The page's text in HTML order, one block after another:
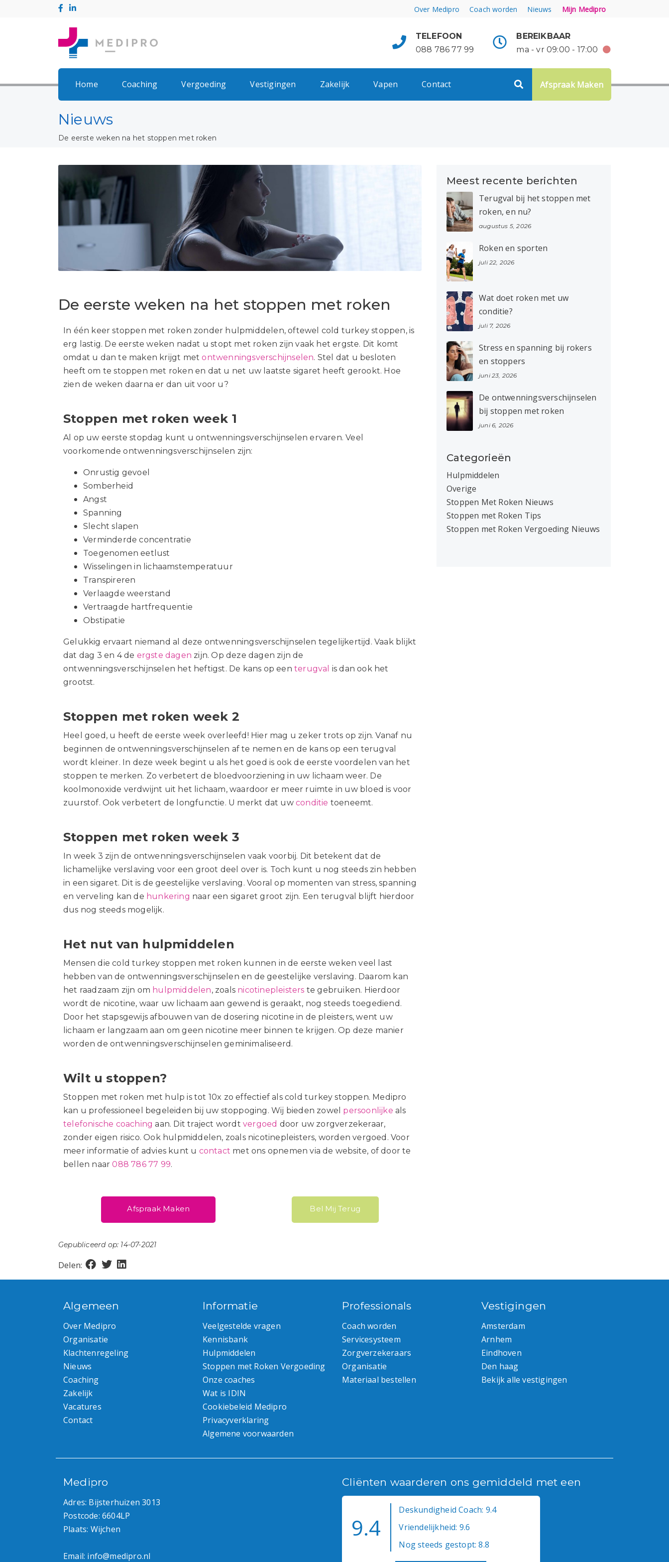
Over Medipro Coach worden Nieuws Mijn Medipro
TELEFOON
088 786 77 99
BEREIKBAAR
ma - vr 09:00 - 17:00
Home Coaching Vergoeding Vestigingen Zakelijk Vapen Contact Afspraak Maken
Nieuws
De eerste weken na het stoppen met roken
De eerste weken na het stoppen met roken
In één keer stoppen met roken zonder hulpmiddelen, oftewel cold turkey stoppen,is
erg lastig. De eerste weken nadat u stopt met roken zijn vaak het ergste. Dit komt
omdat u dan te maken krijgt metontwenningsverschijnselen. Stel dat u besloten
heeft om te stoppen met roken en dat u net uw laatste sigaret heeft gerookt. Hoe
zien de weken daarna er dan uit voor u?
Stoppen met roken week 1
Al op uw eerste stopdag kunt u ontwenningsverschijnselen ervaren. Veel
voorkomende ontwenningsverschijnselen zijn:
Onrustig gevoel
Somberheid
Angst
Spanning
Slecht slapen
Verminderde concentratie
Toegenomen eetlust
Wisselingen in lichaamstemperatuur
Transpireren
Verlaagde weerstand
Vertraagde hartfrequentie
Obstipatie
Gelukkig ervaart niemand al deze ontwenningsverschijnselen tegelijkertijd. Vaak blijkt
dat dag 3 en 4 de ergste dagen zijn. Op deze dagen zijn de
ontwenningsverschijnselen het heftigst. De kans op eenterugval is dan ook het
grootst.
Stoppen met roken week 2
Heel goed, u heeft de eerste week overleefd! Hier mag u zeker trots op zijn. Vanaf nu
beginnen de ontwenningsverschijnselen af te nemen en de kans op een terugval
wordt kleiner. In deze week begint u als het goed is ook de eerste voordelen van het
stoppen te merken. Zo verbetert de bloedvoorziening in uw lichaam weer. De
koolmonoxide verdwijnt uit het lichaam, waardoor er meer ruimte in uw bloed is voor
zuurstof. Ook verbetert de longfunctie. U merkt dat uwconditie toeneemt.
Stoppen met roken week 3
In week 3 zijn de ontwenningsverschijnselen vaak voorbij. Dit betekent dat de
lichamelijke verslaving voor een groot deel over is. Toch kunt u nog steeds zin hebben
in een sigaret. Dit is de geestelijke verslaving. Vooral op momenten van stress, spanning
en verveling kan de hunkering naar een sigaret groot zijn. Een terugval blijft hierdoor
dus nog steeds mogelijk.
Het nut van hulpmiddelen
Mensen die cold turkey stoppen met roken kunnen in de eerste weken veel last
hebben van de ontwenningsverschijnselen en de geestelijke verslaving. Daarom kan
het raadzaam zijn om hulpmiddelen, zoals nicotinepleisters te gebruiken. Hierdoor
wordt de nicotine, waar uw lichaam aan gewend is geraakt, nog steeds toegediend.
Door het stapsgewijs afbouwen van de dosering nicotine in de pleisters, went uw
lichaam er langzaam aan om geen nicotine meer binnen te krijgen. Op deze manier
worden de ontwenningsverschijnselen geminimaliseerd.
Wilt u stoppen?
Stoppen met roken met hulp is tot 10x zo effectief als cold turkey stoppen. Medipro
kan u professioneel begeleid en bij uw stoppoging.Wij bieden zowel persoonlijke als
telefonische coaching aan. Dit traject wordtvergoed door uw zorgverzekeraar,
zonder eigen risico.Ook hulpmiddelen, zoals nicotinepleisters, worden vergoed.Voor
meer informatie of advies kunt u contact met ons opnemen via de website, of door te
bellen naar088 786 77 99.
Afspraak Maken Bel Mij Terug
Gepubliceerd op: 14-07-2021
Delen:
Meest recente berichten
Terugval bij het stoppen met
roken, en nu?
augustus 5, 2026
Roken en sporten
juli 22, 2026
Wat doet roken met uw
conditie?
juli 7, 2026
Stress en spanning bij rokers
en stoppers
juni 23, 2026
De ontwenningsverschijnselen
bij stoppen met roken
juni 6, 2026
Categorieën
Hulpmiddelen
Overige
Stoppen Met Roken Nieuws
Stoppen met Roken Tips
Stoppen met Roken Vergoeding Nieuws
Algemeen
Over Medipro
Organisatie
Klachtenregeling
Nieuws
Coaching
Zakelijk
Vacatures
Contact
Informatie
Veelgestelde vragen
Kennisbank
Hulpmiddelen
Stoppen met Roken Vergoeding
Onze coaches
Wat is IDIN
Cookiebeleid Medipro
Privacyverklaring
Algemene voorwaarden
Professionals
Coach worden
Servicesysteem
Zorgverzekeraars
Organisatie
Materiaal bestellen
Vestigingen
Amsterdam
Arnhem
Eindhoven
Den haag
Bekijk alle vestigingen
Medipro
Adres: Bijsterhuizen 3013
Postcode: 6604LP
Plaats: Wijchen
Email: info@medipro.nl
Cliënten waarderen ons gemiddeld met een
9.4
Deskundigheid Coach: 9.4
Vriendelijkheid: 9.6
Nog steeds gestopt: 8.8